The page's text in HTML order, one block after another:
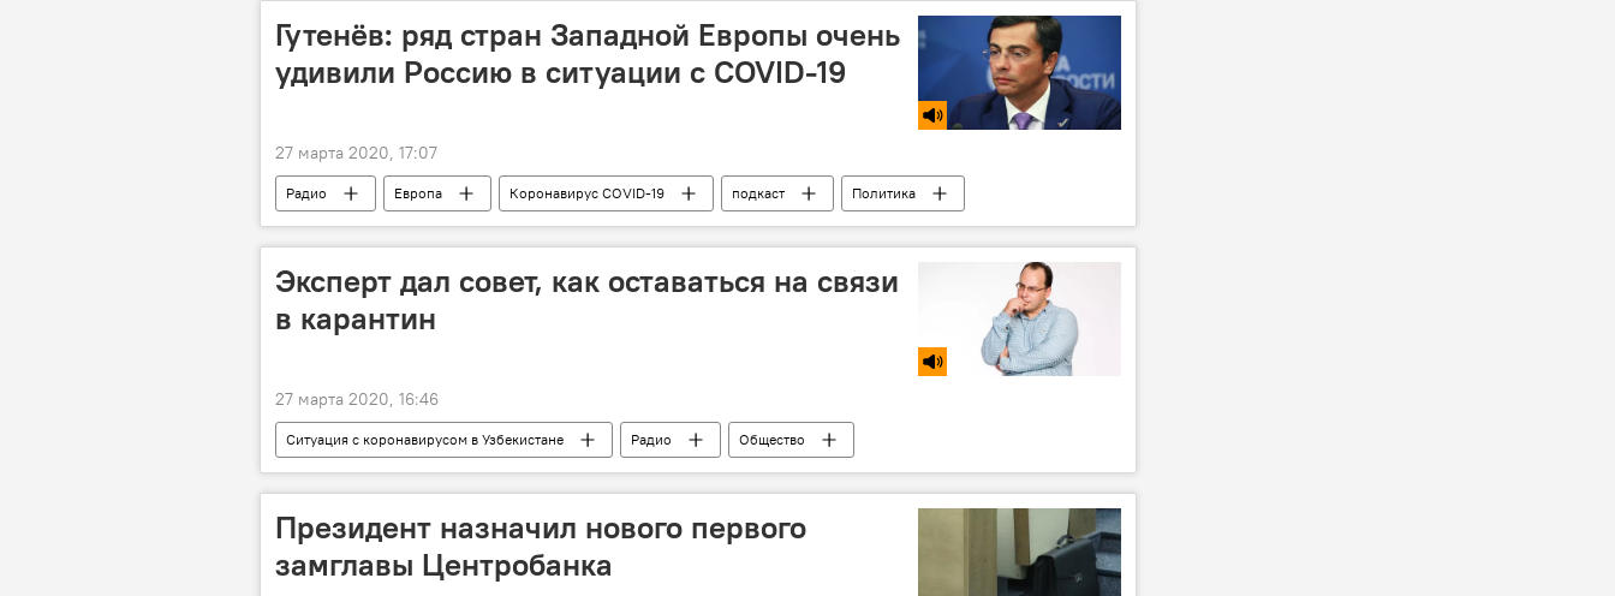
Гутенёв: ряд стран Западной Европы очень
удивили Россию в ситуации с COVID-19
27 марта 2020, 17:07
Радио Европа Коронавирус COVID-19 подкаст
Политика
Россия
Эксперт дал совет, как оставаться на связи
в карантин
27 марта 2020, 16:46
Ситуация с коронавирусом в Узбекистане Радио Общество
Президент назначил нового первого
замглавы Центробанка